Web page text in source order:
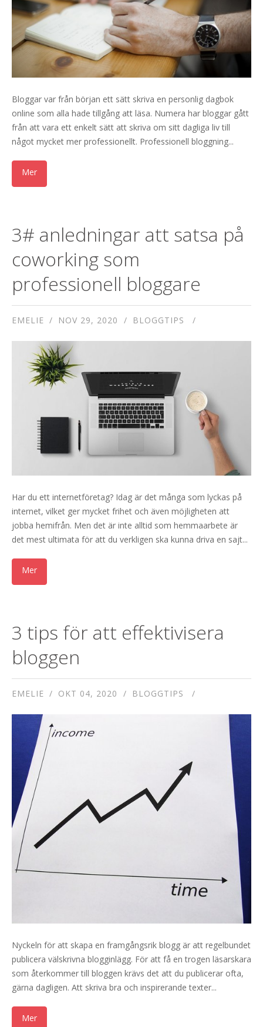
Bloggar var från början ett sätt skriva en personlig dagbok
online som alla hade tillgång att läsa. Numera har bloggar gått
från att vara ett enkelt sätt att skriva om sitt dagliga liv till
något mycket mer professionellt. Professionell bloggning...
3# anledningar att satsa på
coworking som
professionell bloggare
EMELIE NOV 29, 2020 BLOGGTIPS
Har du ett internetföretag? Idag är det många som lyckas på
internet, vilket ger mycket frihet och även möjligheten att
jobba hemifrån. Men det är inte alltid som hemmaarbete är
det mest ultimata för att du verkligen ska kunna driva en sajt...
3 tips för att effektivisera
bloggen
EMELIE OKT 04, 2020 BLOGGTIPS
Nyckeln för att skapa en framgångsrik blogg är att regelbundet
publicera välskrivna blogginlägg. För att få en trogen läsarskara
som återkommer till bloggen krävs det att du publicerar ofta,
gärna dagligen. Att skriva bra och inspirerande texter...